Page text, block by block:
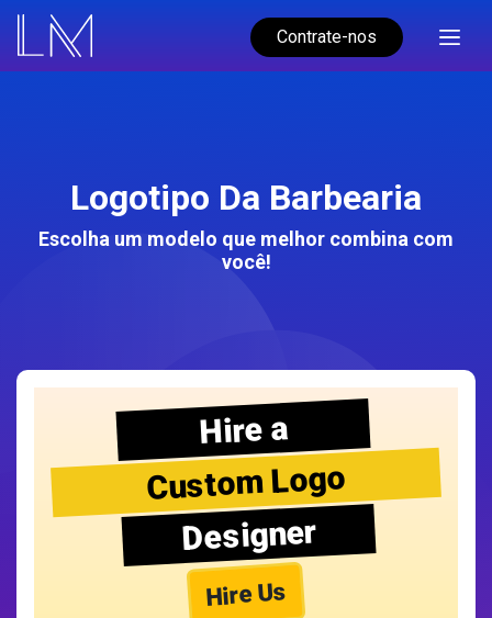
Contrate-nos
Logotipo Da Barbearia
Escolha um modelo que melhor combina com
você!
Hire a
Custom Logo
Designer
Hire Us